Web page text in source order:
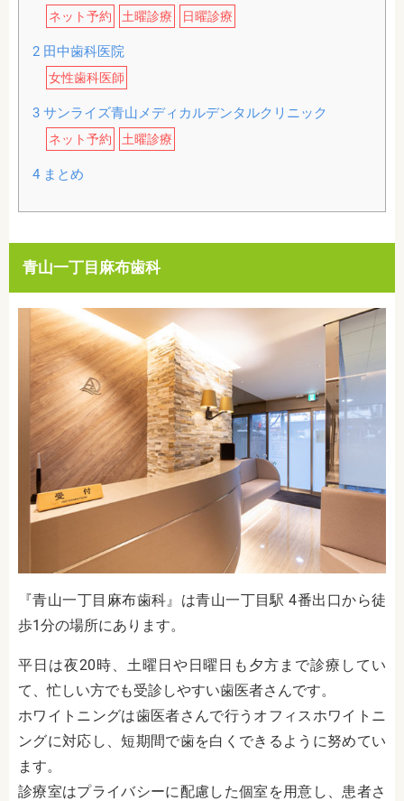
ネット予約 土曜診療 日曜診療
2田中歯科医院
女性歯科医師
3サンライズ青山メディカルデンタルクリニック
ネット予約 土曜診療
4まとめ
青山一丁目麻布歯科
『青山一丁目麻布歯科』は青山一丁目駅 4番出口から徒
歩1分の場所にあります。
平日は夜20時、土曜日や日曜日も夕方まで診療してい
て、忙しい方でも受診しやすい歯医者さんです。
ホワイトニングは歯医者さんで行うオフィスホワイトニ
ングに対応し、短期間で歯を白くできるように努めてい
ます。
診療室はプライバシーに配慮した個室を用意し、患者さ